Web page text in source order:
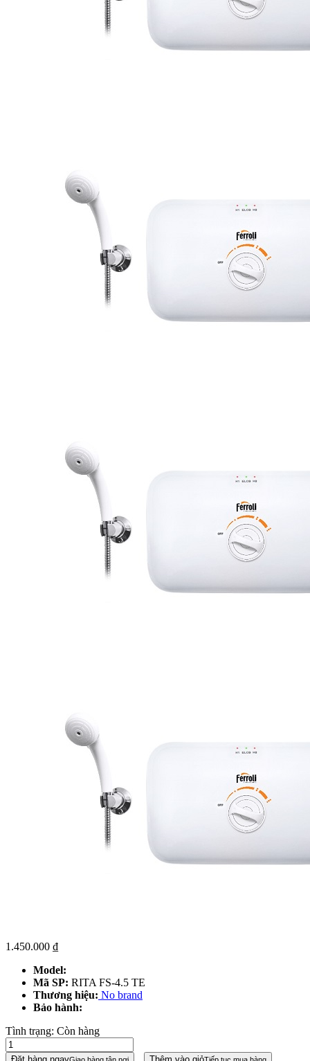
1.450.000 ₫
Model:
Mã SP: RITA FS-4.5 TE
Thương hiệu: No brand
Bảo hành:
Tình trạng: Còn hàng